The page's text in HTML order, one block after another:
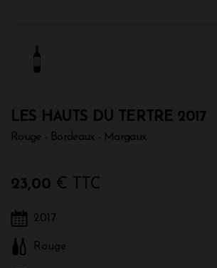
LES HAUTS DU TERTRE 2017
Rouge - Bordeaux - Margaux
23,00 € TTC
2017
Rouge